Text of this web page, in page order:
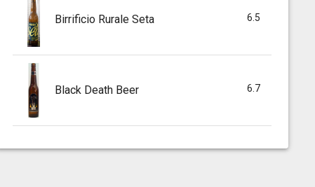
Birrificio Rurale Seta 6.5
Black Death Beer 6.7